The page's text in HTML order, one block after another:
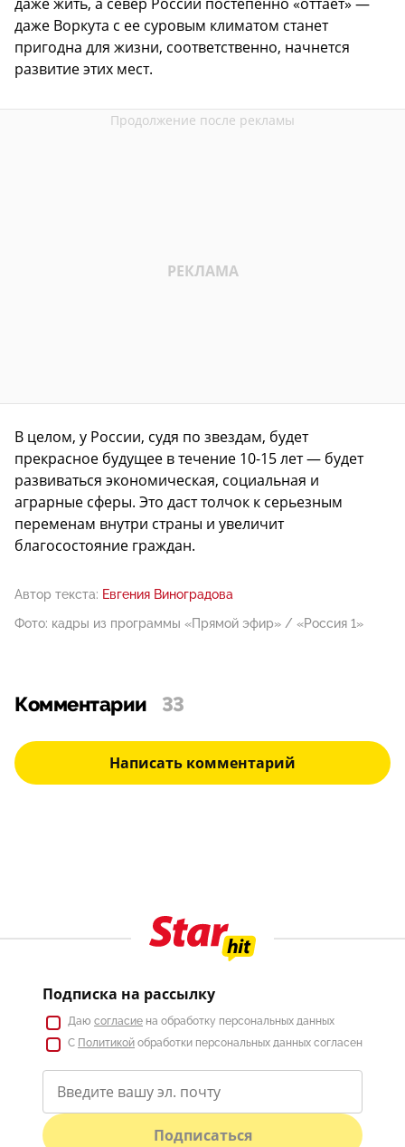
даже Воркута с ее суровым климатом станет
пригодна для жизни, соответственно, начнется
развитие этих мест.
В целом, у России, судя по звездам, будет
прекрасное будущее в течение 10-15 лет — будет
развиваться экономическая, социальная и
аграрные сферы. Это даст толчок к серьезным
переменам внутри страны и увеличит
благосостояние граждан.
Автор текста: Евгения Виноградова
Фото: кадры из программы «Прямой эфир» / «Россия 1»
Комментарии 33
Написать комментарий
Подписка на рассылку
Даю согласие на обработку персональных данных
С Политикой обработки персональных данных согласен
Подписаться